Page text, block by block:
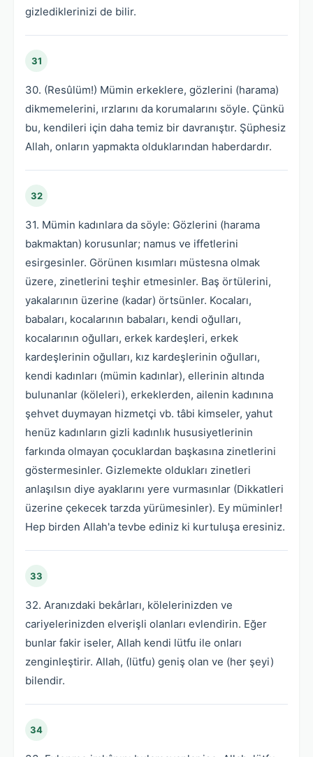
gizlediklerinizi de bilir.
31
30. (Resûlüm!) Mümin erkeklere, gözlerini (harama)
dikmemelerini, ırzlarını da korumalarını söyle. Çünkü
bu, kendileri için daha temiz bir davranıştır. Şüphesiz
Allah, onların yapmakta olduklarından haberdardır.
32
31. Mümin kadınlara da söyle: Gözlerini (harama
bakmaktan) korusunlar; namus ve iffetlerini
esirgesinler. Görünen kısımları müstesna olmak
üzere, zinetlerini teşhir etmesinler. Baş örtülerini,
yakalarının üzerine (kadar) örtsünler. Kocaları,
babaları, kocalarının babaları, kendi oğulları,
kocalarının oğulları, erkek kardeşleri, erkek
kardeşlerinin oğulları, kız kardeşlerinin oğulları,
kendi kadınları (mümin kadınlar), ellerinin altında
bulunanlar (köleleri), erkeklerden, ailenin kadınına
şehvet duymayan hizmetçi vb. tâbi kimseler, yahut
henüz kadınların gizli kadınlık hususiyetlerinin
farkında olmayan çocuklardan başkasına zinetlerini
göstermesinler. Gizlemekte oldukları zinetleri
anlaşılsın diye ayaklarını yere vurmasınlar (Dikkatleri
üzerine çekecek tarzda yürümesinler). Ey müminler!
Hep birden Allah'a tevbe ediniz ki kurtuluşa eresiniz.
33
32. Aranızdaki bekârları, kölelerinizden ve
cariyelerinizden elverişli olanları evlendirin. Eğer
bunlar fakir iseler, Allah kendi lütfu ile onları
zenginleştirir. Allah, (lütfu) geniş olan ve (her şeyi)
bilendir.
34